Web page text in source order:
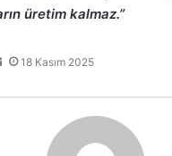
üretim kalmaz.”
Bir
posta
18 Kasım 2025